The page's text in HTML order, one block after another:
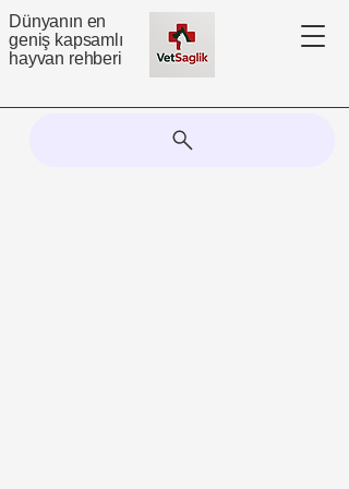
Dünyanın en
geniş kapsamlı
hayvan rehberi